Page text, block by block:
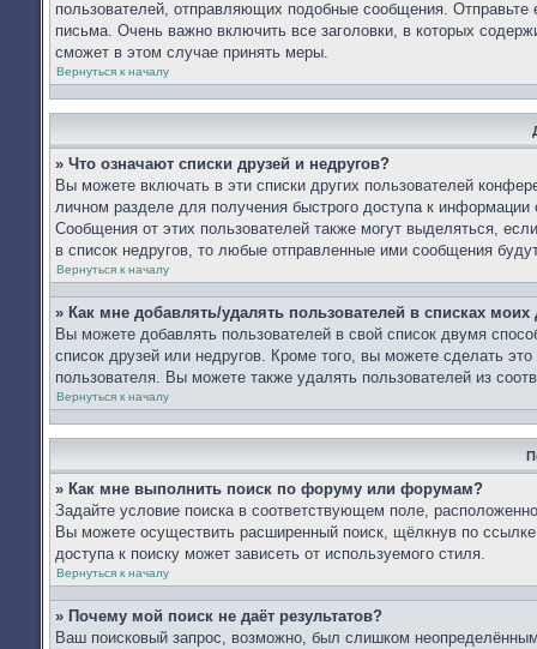
пользователей, отправляющих подобные сообщения.
письма. Очень важно включить все заголовки, в которых
сможет в этом случае принять меры.
Вернуться к началу
» Что означают списки друзей и недругов?
Вы можете включать в эти списки других пользователей
личном разделе для получения быстрого доступа к
Сообщения от этих пользователей также могут выделяться,
в список недругов, то любые отправленные ими сообщения
Вернуться к началу
» Как мне добавлять/удалять пользователей в списках моих
Вы можете добавлять пользователей в свой список двумя
список друзей или недругов. Кроме того, вы можете сделать
пользователя. Вы можете также удалять пользователей из
Вернуться к началу
» Как мне выполнить поиск по форуму или форумам?
Задайте условие поиска в соответствующем поле,
Вы можете осуществить расширенный поиск, щёлкнув по
доступа к поиску может зависеть от используемого стиля.
Вернуться к началу
» Почему мой поиск не даёт результатов?
Ваш поисковый запрос, возможно, был слишком